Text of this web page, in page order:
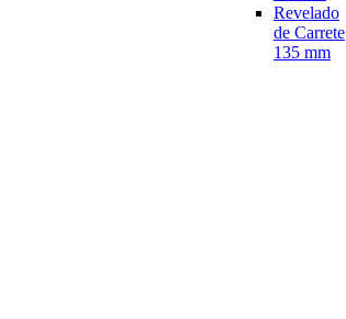
Revelado
de Carrete
135 mm